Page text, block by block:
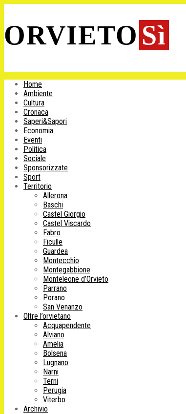
ORVIETO Sì
Home
Ambiente
Cultura
Cronaca
Saperi&Sapori
Economia
Eventi
Politica
Sociale
Sponsorizzate
Sport
Territorio
Allerona
Baschi
Castel Giorgio
Castel Viscardo
Fabro
Ficulle
Guardea
Montecchio
Montegabbione
Monteleone d’Orvieto
Parrano
Porano
San Venanzo
Oltre l’orvietano
Acquapendente
Alviano
Amelia
Bolsena
Lugnano
Narni
Terni
Perugia
Viterbo
Archivio